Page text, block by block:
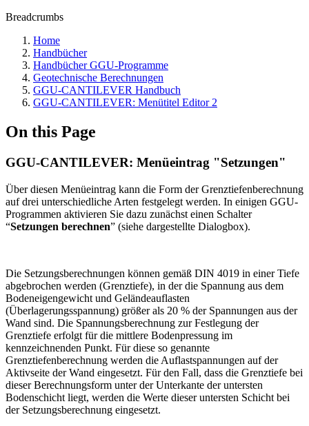
Breadcrumbs
Home
Handbücher
Handbücher GGU-Programme
Geotechnische Berechnungen
GGU-CANTILEVER Handbuch
GGU-CANTILEVER: Menütitel Editor 2
On this Page
GGU-CANTILEVER: Menüeintrag "Setzungen"
Über diesen Menüeintrag kann die Form der Grenztiefenberechnung
auf drei unterschiedliche Arten festgelegt werden. In einigen GGU-
Programmen aktivieren Sie dazu zunächst einen Schalter
“Setzungen berechnen” (siehe dargestellte Dialogbox).
Die Setzungsberechnungen können gemäß DIN 4019 in einer Tiefe
abgebrochen werden (Grenztiefe), in der die Spannung aus dem
Bodeneigengewicht und Geländeauflasten
(Überlagerungsspannung) größer als 20 % der Spannungen aus der
Wand sind. Die Spannungsberechnung zur Festlegung der
Grenztiefe erfolgt für die mittlere Bodenpressung im
kennzeichnenden Punkt. Für diese so genannte
Grenztiefenberechnung werden die Auflastspannungen auf der
Aktivseite der Wand eingesetzt. Für den Fall, dass die Grenztiefe bei
dieser Berechnungsform unter der Unterkante der untersten
Bodenschicht liegt, werden die Werte dieser untersten Schicht bei
der Setzungsberechnung eingesetzt.